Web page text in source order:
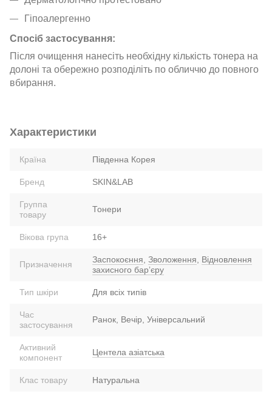
Гіпоалергенно
Спосіб застосування:
Після очищення нанесіть необхідну кількість тонера на
долоні та обережно розподіліть по обличчю до повного
вбирання.
Характеристики
Країна Південна Корея
Бренд SKIN&LAB
Группа
товару
Тонери
Вікова група 16+
Призначення Заспокоєння, Зволоження, Відновлення
захисного барʼєру
Тип шкіри Для всіх типів
Час
застосування
Ранок, Вечір, Універсальний
Активний
компонент
Центела азіатська
Клас товару Натуральна